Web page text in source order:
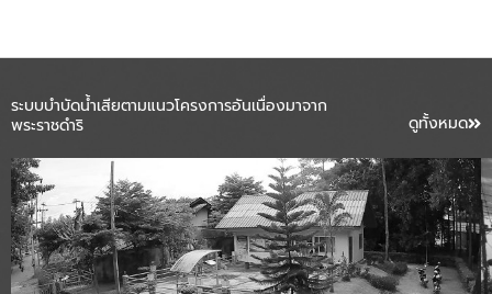
ระบบบำบัดน้ำเสียตามแนวโครงการอันเนื่องมาจาก
พระราชดำริ
ดูทั้งหมด